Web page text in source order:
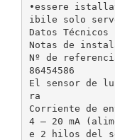
•essere
ibile solo
Datos Técnicos
Notas de
Nº de
86454586
El sensor de
ra
Corriente de
4 – 20 mA
e 2 hilos del